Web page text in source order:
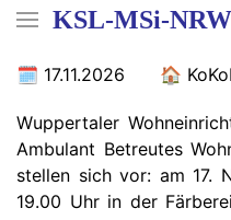
Direkt
Inhalt
KSL-MSi-NRW
17.11.2026
Wuppertaler
Ambulant Betreutes
stellen sich vor: am 17.
19.00 Uhr in der